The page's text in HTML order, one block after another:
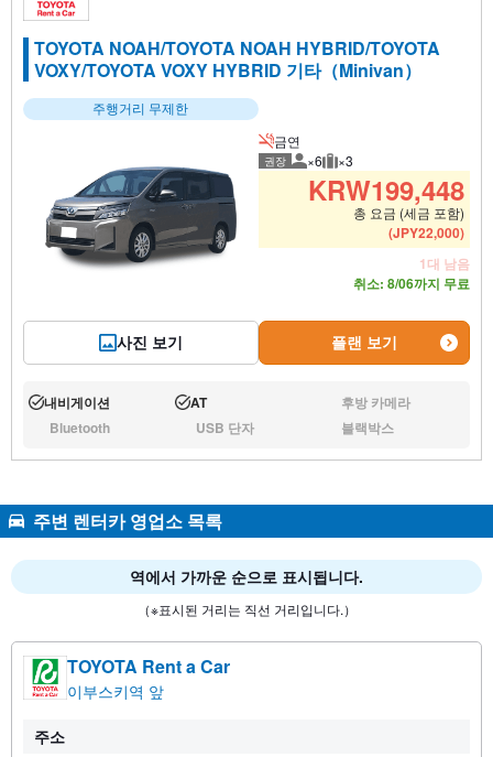
TOYOTA NOAH/TOYOTA NOAH HYBRID/TOYOTA
VOXY/TOYOTA VOXY HYBRID 기타（Minivan）
주행거리 무제한
사진 보기
금연
권장 권장 탑승 인원
×6 권장 수하물
×3
KRW199,448
총 요금 (세금 포함)
(JPY22,000)
1대 남음
취소: 8/06까지 무료
플랜 보기
운행:내비게이션 운행:
AT 없음:후방 카메라
없음:Bluetooth 없음:USB 단자 없음:블랙박스
주변 렌터카 영업소 목록
역에서 가까운 순으로 표시됩니다.
（※표시된 거리는 직선 거리입니다.）
TOYOTA Rent a Car
이부스키역 앞
주소